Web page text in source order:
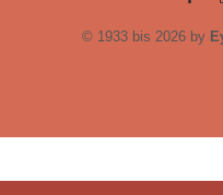
© 1933 bis 2026 by